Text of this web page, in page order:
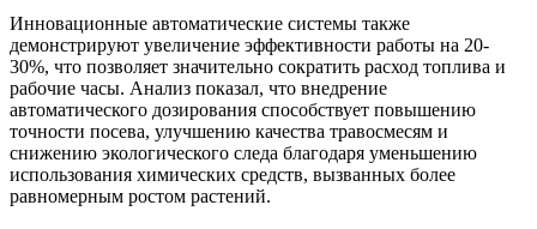
Инновационные автоматические системы также
демонстрируют увеличение эффективности работы на 20-
30%, что позволяет значительно сократить расход топлива и
рабочие часы. Анализ показал, что внедрение
автоматического дозирования способствует повышению
точности посева, улучшению качества травосмесям и
снижению экологического следа благодаря уменьшению
использования химических средств, вызванных более
равномерным ростом растений.